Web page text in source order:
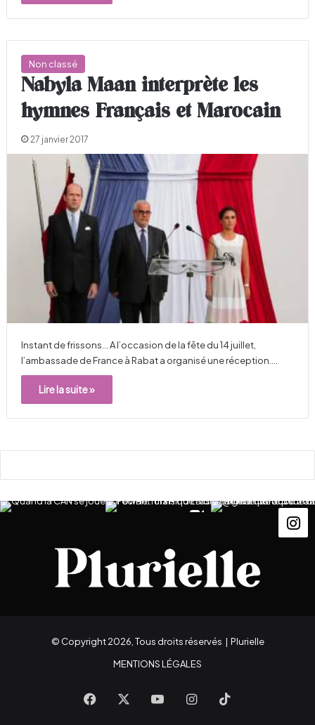
Non classé
Nabyla Maan interprète les
hymnes Français et Marocain
27 janvier 2017
Instant de frissons… A l’occasion de la fête du 14 juillet,
l’ambassade de France à Rabat a organisé une réception.…
Lire la suite »
© Copyright 2026, Tous droits réservés | Plurielle
MENTIONS LÉGALES
Facebook YouTubeInstagram